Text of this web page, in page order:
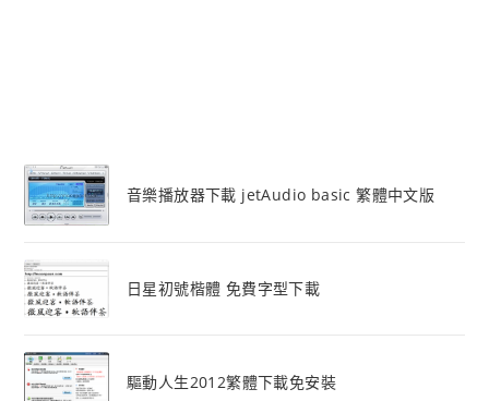
音樂播放器下載 jetAudio basic 繁體中文版
日星初號楷體 免費字型下載
驅動人生2012繁體下載免安裝